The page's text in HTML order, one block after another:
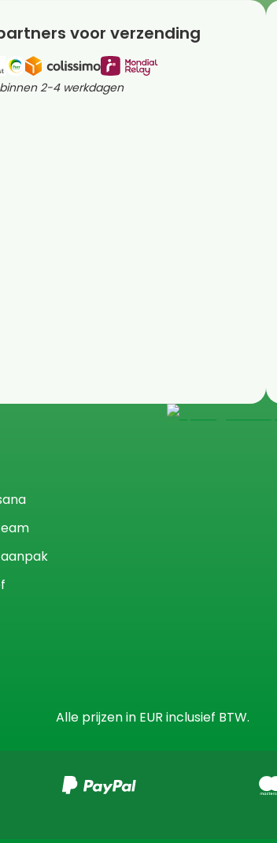
voor verzending
2-4 werkdagen
Alle prijzen in EUR inclusief BTW.